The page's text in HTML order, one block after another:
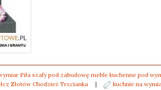
Piła szafy pod zabudowę meble kuchenne pod
Złotów Chodzież Trzcianka
| kuchnie na